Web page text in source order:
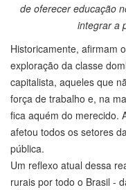
de oferecer educação
integrar a
Historicamente, afirmam
exploração da classe
capitalista, aqueles que
força de trabalho e, na
fica aquém do merecido.
afetou todos os setores
pública.
Um reflexo atual dessa
rurais por todo o Brasil -